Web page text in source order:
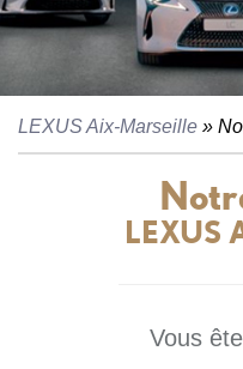
LEXUS Aix-Marseille »
LEXUS
Vous